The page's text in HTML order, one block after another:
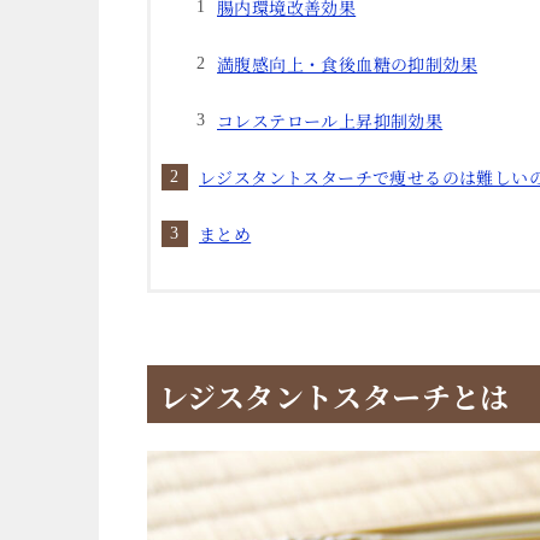
腸内環境改善効果
満腹感向上・食後血糖の抑制効果
コレステロール上昇抑制効果
レジスタントスターチで痩せるのは難しい
まとめ
レジスタントスターチとは